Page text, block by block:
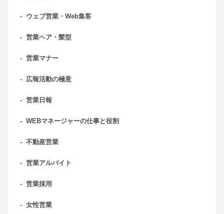
- ウェブ営業・Web集客
- 営業ヘア・髪型
- 営業マナー
- 広報活動の極意
- 営業日報
- WEBマネージャーの仕事と役割
- 不動産営業
- 営業アルバイト
- 営業採用
- 女性営業